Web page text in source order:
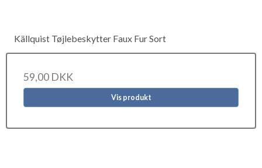
Källquist Tøjlebeskytter Faux Fur Sort
59,00 DKK
Vis produkt